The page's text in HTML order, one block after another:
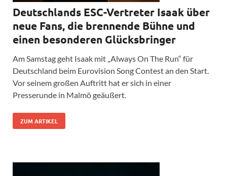
Deutschlands ESC-Vertreter Isaak über
neue Fans, die brennende Bühne und
einen besonderen Glücksbringer
Am Samstag geht Isaak mit „Always On The Run“ für
Deutschland beim Eurovision Song Contest an den Start.
Vor seinem großen Auftritt hat er sich in einer
Presserunde in Malmö geäußert.
ZUM ARTIKEL